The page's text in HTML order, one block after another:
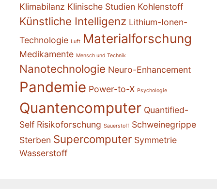
Klimabilanz Klinische Studien Kohlenstoff
Künstliche Intelligenz Lithium-Ionen-
Technologie Luft Materialforschung
Medikamente Mensch und Technik
Nanotechnologie Neuro-Enhancement
Pandemie Power-to-X Psychologie
Quantencomputer Quantified-
Self Risikoforschung Sauerstoff Schweinegrippe
Sterben Supercomputer Symmetrie
Wasserstoff